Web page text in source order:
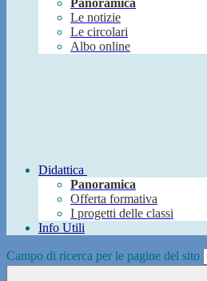
Panoramica
Le notizie
Le circolari
Albo online
Didattica
Panoramica
Offerta formativa
I progetti delle classi
Info Utili
Campo di ricerca per le pagine del sito